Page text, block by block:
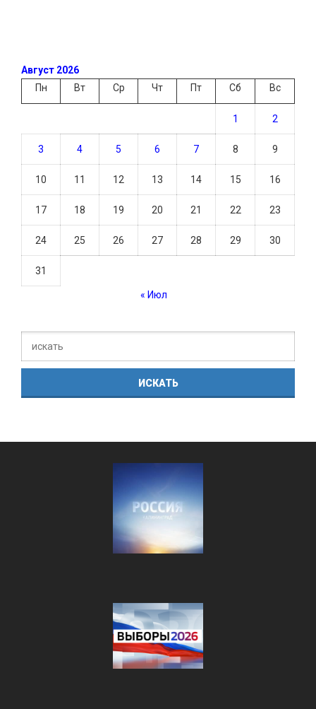
Август 2026
Пн
Вт Ср Чт Пт Сб Вс
1 2
3 4 5 6 7 8 9
10 11 12 13 14 15 16
17 18 19 20 21 22 23
24 25 26 27 28 29 30
31
« Июл